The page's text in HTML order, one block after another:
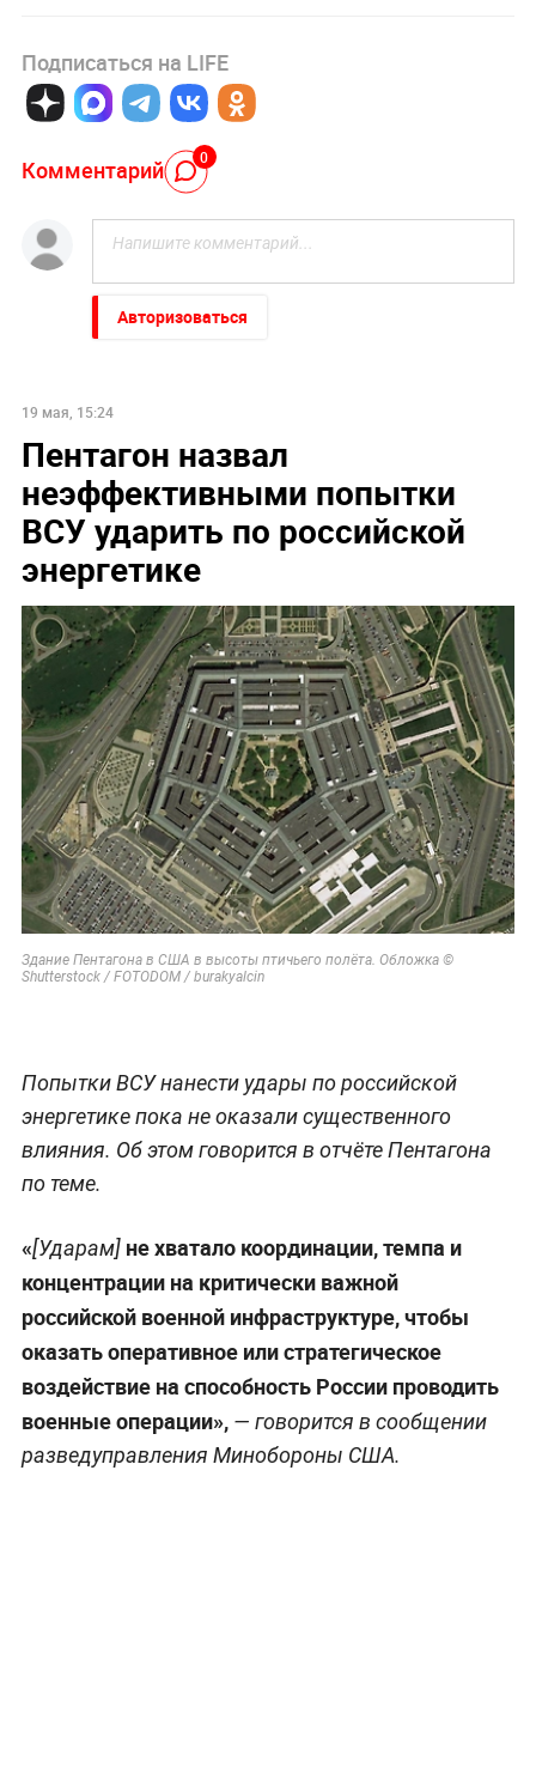
Подписаться на LIFE
Комментарий 0
Авторизоваться
19 мая, 15:24
Пентагон назвал
неэффективными попытки
ВСУ ударить по российской
энергетике
Здание Пентагона в США в высоты птичьего полёта. Обложка ©
Shutterstock / FOTODOM / burakyalcin
Попытки ВСУ нанести удары по российской
энергетике пока не оказали существенного
влияния. Об этом говорится в отчёте Пентагона
по теме.
«[Ударам]не хватало координации, темпа и
концентрации на критически важной
российской военной инфраструктуре, чтобы
оказать оперативное или стратегическое
воздействие на способность России проводить
военные операции», — говорится в сообщении
разведуправления Минобороны США.